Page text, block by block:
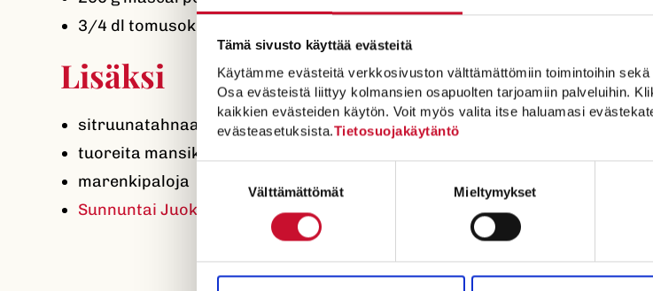
Tämä sivusto käyttää evästeitä
Käytämme evästeitä verkkosivuston välttämättömiin toimintoihin
Osa evästeistä liittyy kolmansien osapuolten tarjoamiin palveluihin.
kaikkien evästeiden käytön. Voit myös valita itse haluamasi
evästeasetuksista.Tietosuojakäytäntö
Välttämättömät Mieltymykset
3/4 dl tomusokeria
Lisäksi
sitruunatahnaa
tuoreita mansikoita
marenkipaloja
Sunnuntai Juokseva Rypsiöljyvalmistetta
paistamiseen